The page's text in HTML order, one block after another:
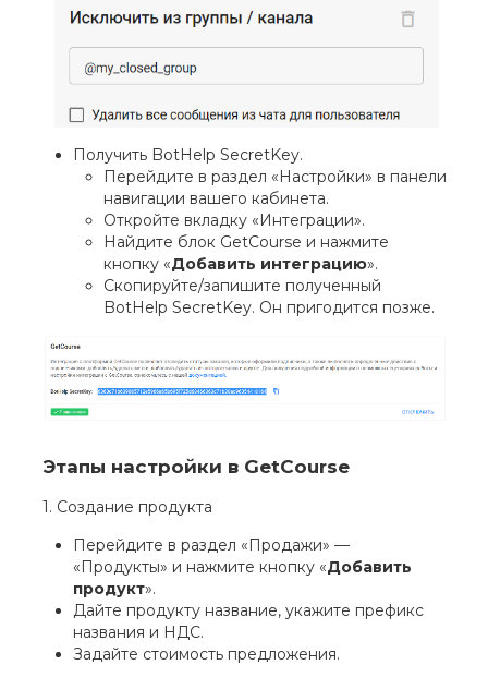
Получить BotHelp SecretKey.
Перейдите в раздел «Настройки» в панели
навигации вашего кабинета.
Откройте вкладку «Интеграции».
Найдите блок GetCourse и нажмите
кнопку «Добавить интеграцию».
Скопируйте/запишите полученный
BotHelp SecretKey. Он пригодится позже.
Этапы настройки в GetCourse
1. Создание продукта
Перейдите в раздел «Продажи» —
«Продукты» и нажмите кнопку «Добавить
продукт».
Дайте продукту название, укажите префикс
названия и НДС.
Задайте стоимость предложения.